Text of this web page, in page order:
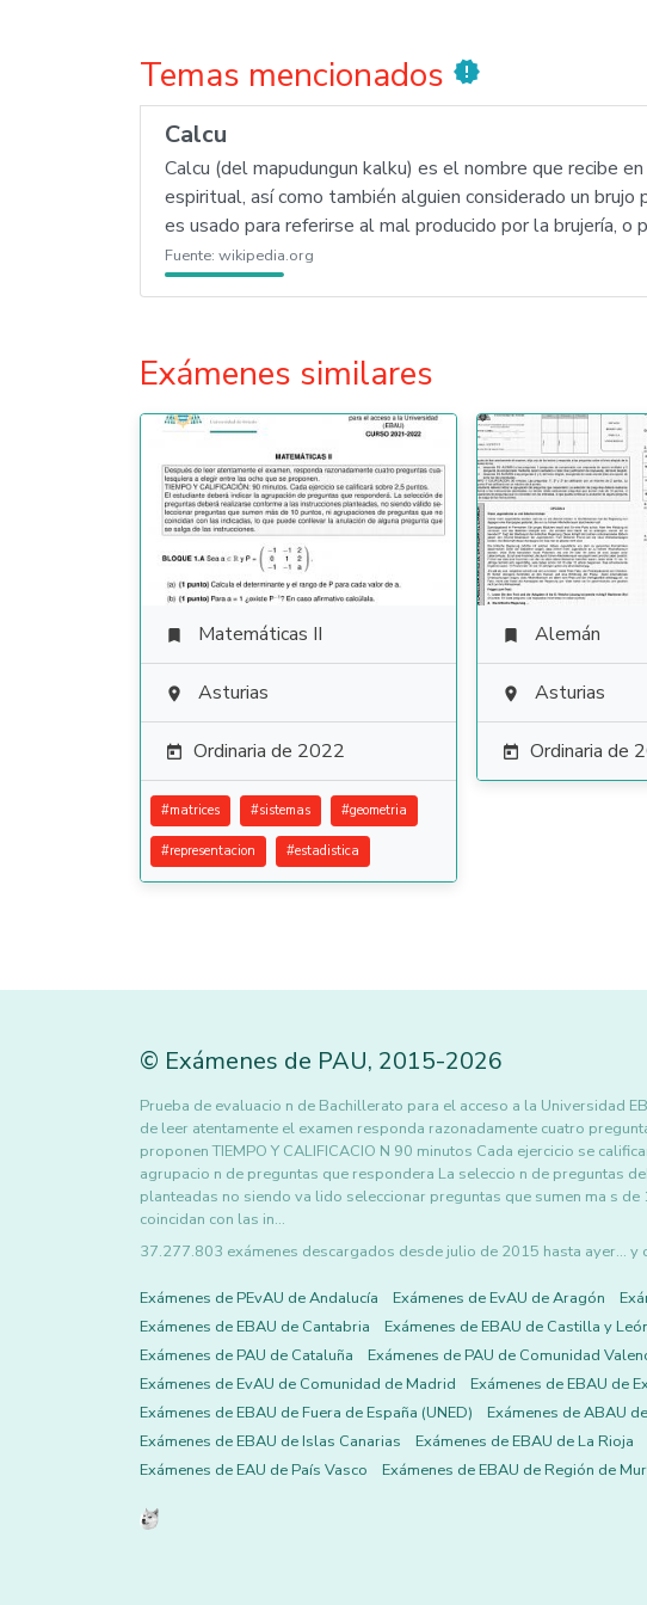
Temas mencionados new_releases
Calcu
Calcu (del mapudungun kalku) es el nombre que recibe
espiritual, así como también alguien considerado un
es usado para referirse al mal producido por la brujería, o
Fuente: wikipedia.org
Exámenes similares
 Matemáticas II
 Asturias
 Ordinaria de 2022
#matrices #sistemas #geometria
#representacion #estadistica
 Alemán
 Asturias
 Ordinaria de
© Exámenes de PAU, 2015-2026
Prueba de evaluacio n de Bachillerato para el acceso a la Universidad
de leer atentamente el examen responda razonadamente cuatro
proponen TIEMPO Y CALIFICACIO N 90 minutos Cada ejercicio se
agrupacio n de preguntas que respondera La seleccio n de preguntas
planteadas no siendo va lido seleccionar preguntas que sumen ma s
coincidan con las in…
37.277.803 exámenes descargados desde julio de 2015 hasta ayer... y
Exámenes de PEvAU de Andalucía Exámenes de EvAU de Aragón
Exámenes de EBAU de Cantabria
Exámenes de EBAU de Castilla y
Exámenes de PAU de Cataluña
Exámenes de PAU de Comunidad
Exámenes de EvAU de Comunidad de Madrid
Exámenes de EBAU de
Exámenes de EBAU de Fuera de España (UNED)
Exámenes de ABAU
Exámenes de EBAU de Islas Canarias
Exámenes de EBAU de La Rioja
Exámenes de EAU de País Vasco
Exámenes de EBAU de Región de